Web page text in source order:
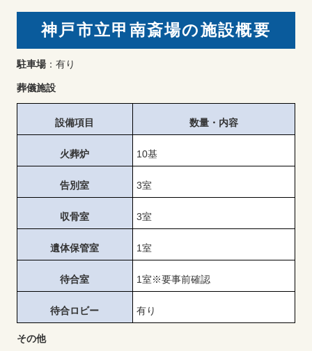
神戸市立甲南斎場の施設概要
駐車場：有り
葬儀施設
設備項目 数量・内容
火葬炉 10基
告別室 3室
収骨室 3室
遺体保管室 1室
待合室 1室※要事前確認
待合ロビー 有り
その他